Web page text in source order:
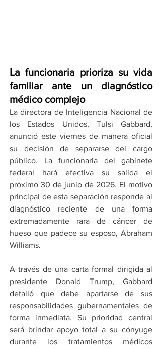
La funcionaria prioriza su vida
familiar ante un diagnóstico
médico complejo
La directora de Inteligencia Nacional de
los Estados Unidos, Tulsi Gabbard,
anunció este viernes de manera oficial
su decisión de separarse del cargo
público. La funcionaria del gabinete
federal hará efectiva su salida el
próximo 30 de junio de 2026. El motivo
principal de esta separación responde al
diagnóstico reciente de una forma
extremadamente rara de cáncer de
hueso que padece su esposo, Abraham
Williams.
A través de una carta formal dirigida al
presidente Donald Trump, Gabbard
detalló que debe apartarse de sus
responsabilidades gubernamentales de
forma inmediata. Su prioridad central
será brindar apoyo total a su cónyuge
durante los tratamientos médicos